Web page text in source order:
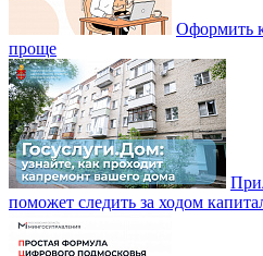
Оформить
проще
поможет следить за ходом